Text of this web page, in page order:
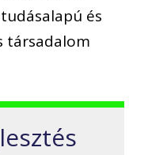
és
társadalom